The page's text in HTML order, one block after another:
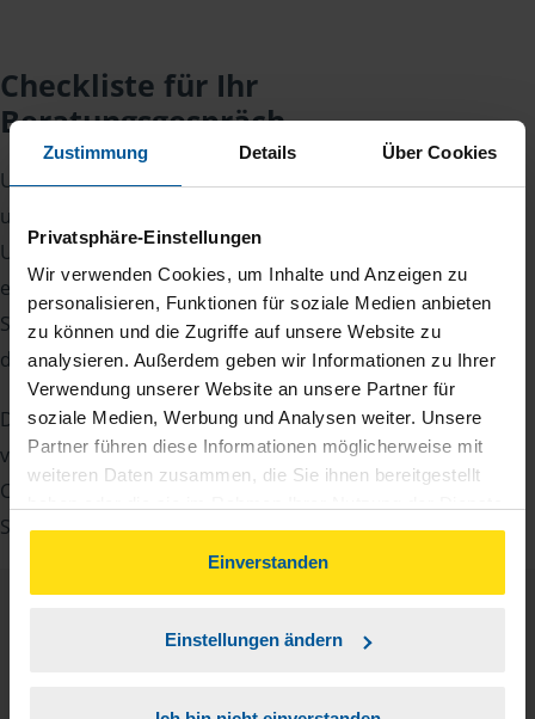
Zustimmung Details Über Cookies
Privatsphäre-Einstellungen
Wir verwenden Cookies, um Inhalte und Anzeigen zu
personalisieren, Funktionen für soziale Medien anbieten
zu können und die Zugriffe auf unsere Website zu
analysieren. Außerdem geben wir Informationen zu Ihrer
Verwendung unserer Website an unsere Partner für
soziale Medien, Werbung und Analysen weiter. Unsere
Partner führen diese Informationen möglicherweise mit
weiteren Daten zusammen, die Sie ihnen bereitgestellt
gesammelt haben. Indem Sie auf Einverstanden klicken,
können Sie der Verwendung von Cookies, gemäß
unserer
Einverstanden
Einstellungen ändern
Checkliste für Ihr
Beratungsgespräch
Um Ihre Steuererklärung erstellen zu können, benötigen
unsere Beraterinnen und Berater eine Reihe von
Unterlagen von Ihnen. Dazu gehört beispielsweise die
elektronische Lohnsteuerbescheinigung, Ihre
Steueridentifikationsnummer, der Rentenbescheid oder
die Bescheinigung über das Kindergeld.
Damit Sie sich gut vorbereiten können und keinen der
vielen Nachweise vergessen, stellen wir Ihnen hier eine
Checkliste für Arbeitnehmer, Beamte, Auszubildende und
Studenten sowie Rentner zur Verfügung.
Deutsch